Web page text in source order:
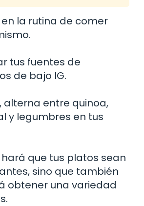
en la rutina de comer
tus fuentes de
de bajo IG.
alterna entre quinoa,
y legumbres en tus
hará que tus platos sean
sino que también
obtener una variedad